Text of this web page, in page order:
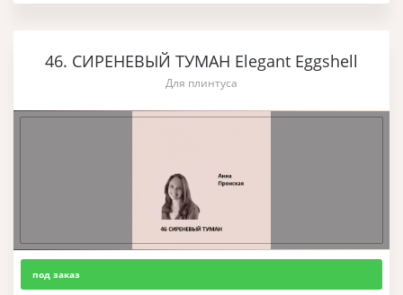
46. СИРЕНЕВЫЙ ТУМАН Elegant Eggshell
Для плинтуса
под заказ